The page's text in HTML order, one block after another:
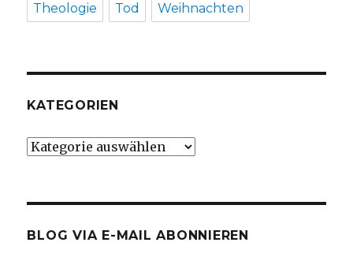
Theologie Tod Weihnachten
KATEGORIEN
Kategorien
BLOG VIA E-MAIL ABONNIEREN